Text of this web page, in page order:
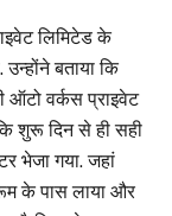
लिमिटेड के
बताया कि
ऑटो वर्कस प्राइवेट
शुरू दिन से ही सही
भेजा गया. जहां
रूम के पास लाया और